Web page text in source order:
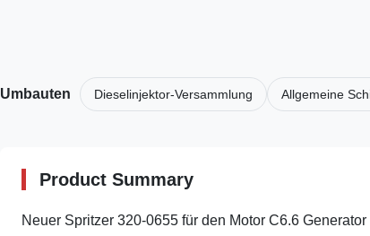
Umbauten Dieselinjektor-Versammlung Allgemeine
Product Summary
Neuer Spritzer 320-0655 für den Motor C6.6